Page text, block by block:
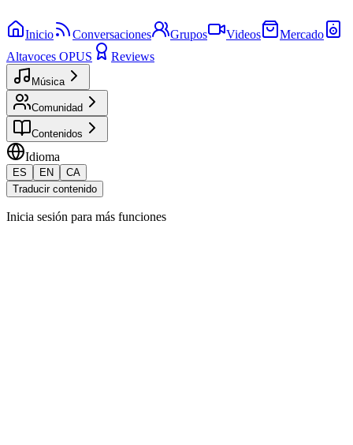
Inicio Conversaciones Grupos Videos
Mercado
Altavoces OPUS
Reviews
Música
Comunidad
Contenidos
Idioma
ES EN
CA
Traducir contenido
Inicia sesión para más funciones